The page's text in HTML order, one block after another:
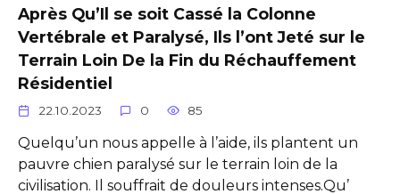
Après Qu’Il se soit Cassé la Colonne
Vertébrale et Paralysé, Ils l’ont Jeté sur le
Terrain Loin De la Fin du Réchauffement
Résidentiel
22.10.2023 0 85
Quelqu’un nous appelle à l’aide, ils plantent un
pauvre chien paralysé sur le terrain loin de la
civilisation. Il souffrait de douleurs intenses.Qu’